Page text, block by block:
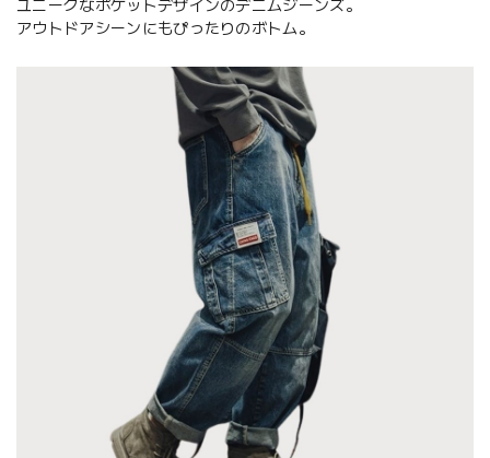
ユニークなポケットデザインのデニムジーンズ。
アウトドアシーンにもぴったりのボトム。